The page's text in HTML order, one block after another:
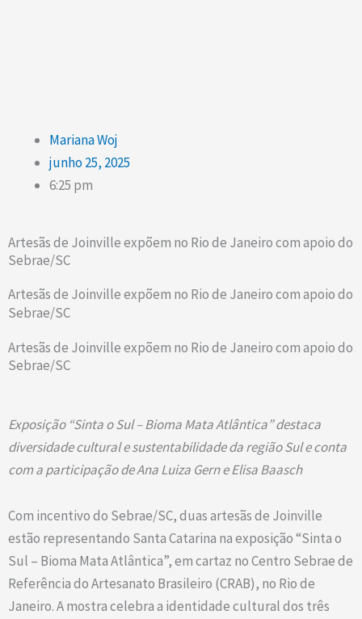
Mariana Woj
junho 25, 2025
6:25 pm
Artesãs de Joinville expõem no Rio de Janeiro com apoio do
Sebrae/SC
Artesãs de Joinville expõem no Rio de Janeiro com apoio do
Sebrae/SC
Artesãs de Joinville expõem no Rio de Janeiro com apoio do
Sebrae/SC
Exposição “Sinta o Sul – Bioma Mata Atlântica” destaca
diversidade cultural e sustentabilidade da região Sul e conta
com a participação de Ana Luiza Gern e Elisa Baasch
Com incentivo do Sebrae/SC, duas artesãs de Joinville
estão representando Santa Catarina na exposição “Sinta o
Sul – Bioma Mata Atlântica”, em cartaz no Centro Sebrae de
Referência do Artesanato Brasileiro (CRAB), no Rio de
Janeiro. A mostra celebra a identidade cultural dos três